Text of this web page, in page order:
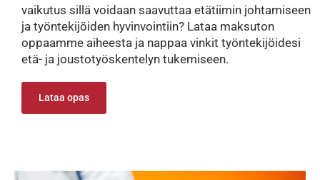
vaikutus sillä voidaan saavuttaa etätiimin johtamiseen
ja työntekijöiden hyvinvointiin? Lataa maksuton
oppaamme aiheesta ja nappaa vinkit työntekijöidesi
etä- ja joustotyöskentelyn tukemiseen.
Lataa opas